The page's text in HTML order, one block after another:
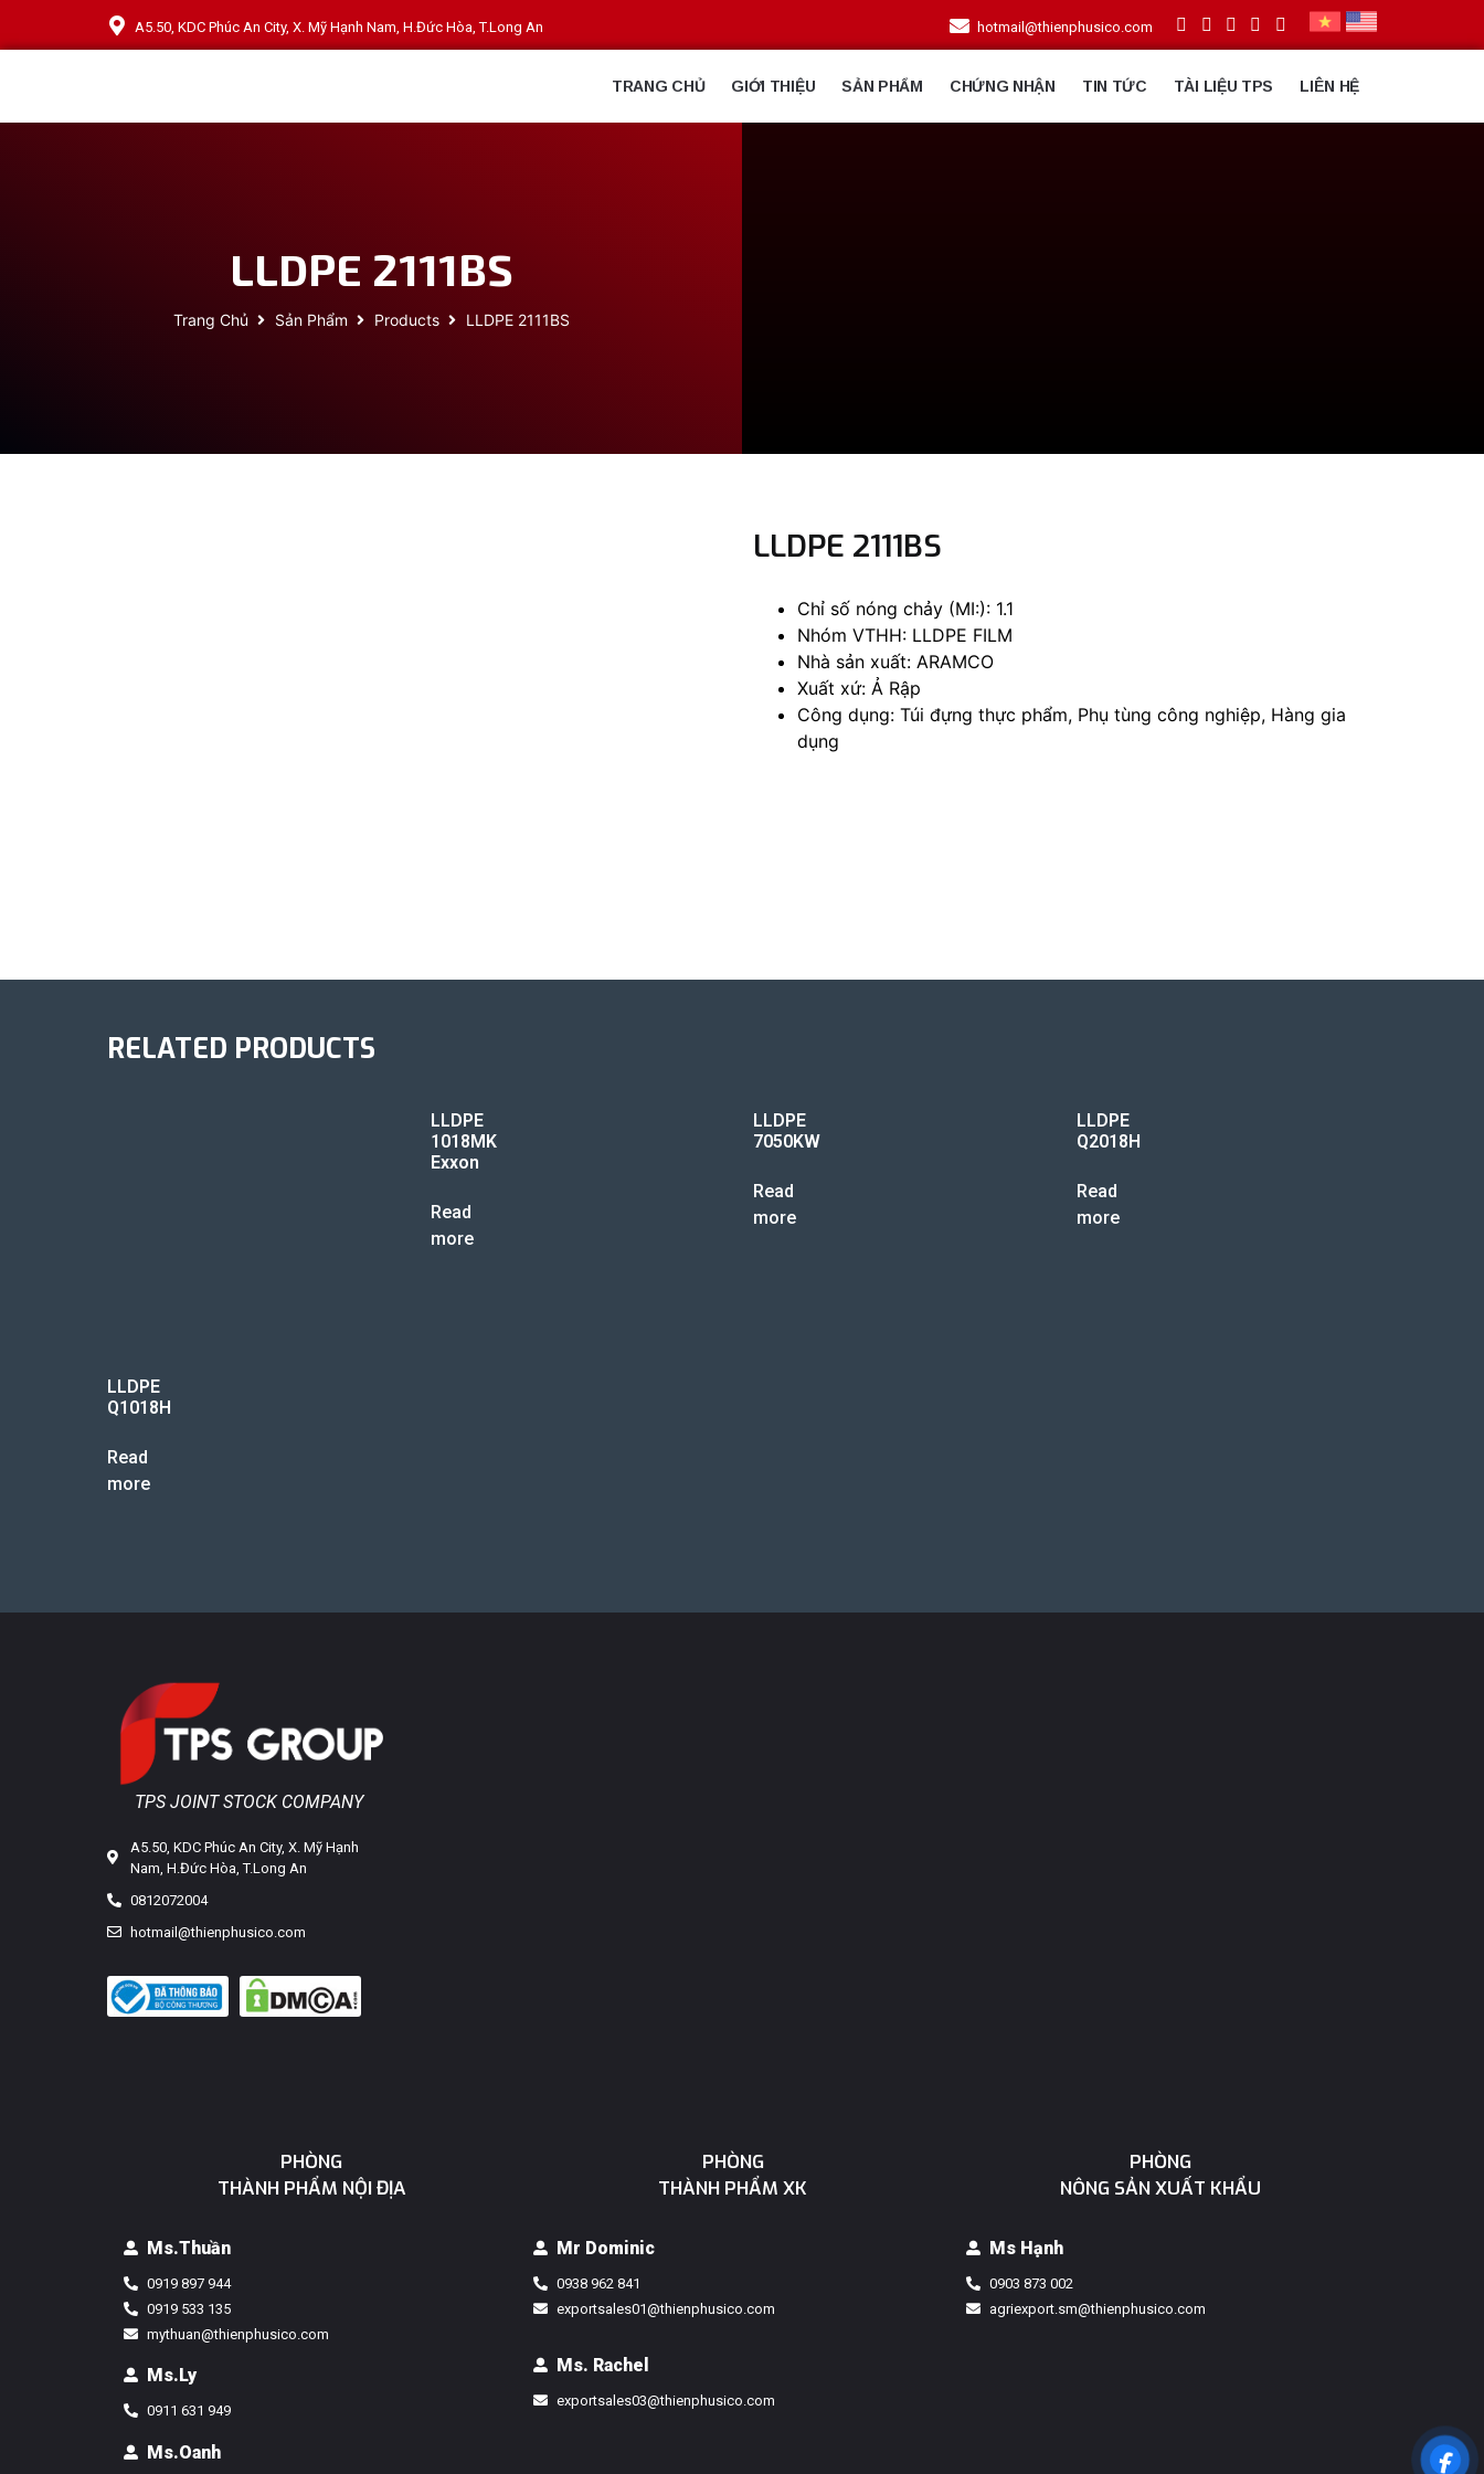
A5.50, KDC Phúc An City, X. Mỹ Hạnh Nam, H.Đức Hòa, T.Long An hotmail@thienphusico.com
TRANG CHỦ GIỚI THIỆU SẢN PHẨM CHỨNG NHẬN TIN TỨC TÀI LIỆU TPS LIÊN HỆ
LLDPE 2111BS
Trang Chủ Sản Phẩm Products LLDPE 2111BS
LLDPE 2111BS
Chỉ số nóng chảy (MI:): 1.1
Nhóm VTHH: LLDPE FILM
Nhà sản xuất: ARAMCO
Xuất xứ: Ả Rập
Công dụng: Túi đựng thực phẩm, Phụ tùng công nghiệp, Hàng gia
dụng
RELATED PRODUCTS
LLDPE
1018MK
Exxon
Read
more
LLDPE
7050KW
Read
more
LLDPE
Q2018H
Read
more
LLDPE
Q1018H
Read
more
TPS JOINT STOCK COMPANY
A5.50, KDC Phúc An City, X. Mỹ Hạnh
Nam, H.Đức Hòa, T.Long An
0812072004
hotmail@thienphusico.com
PHÒNG
THÀNH PHẨM NỘI ĐỊA
Ms.Thuần
0919 897 944
0919 533 135
mythuan@thienphusico.com
Ms.ly
0911 631 949
Ms.Oanh
PHÒNG
THÀNH PHẨM XK
Mr Dominic
0938 962 841
exportsales01@thienphusico.com
Ms. Rachel
exportsales03@thienphusico.com
PHÒNG
NÔNG SẢN XUẤT KHẨU
Ms Hạnh
0903 873 002
agriexport.sm@thienphusico.com